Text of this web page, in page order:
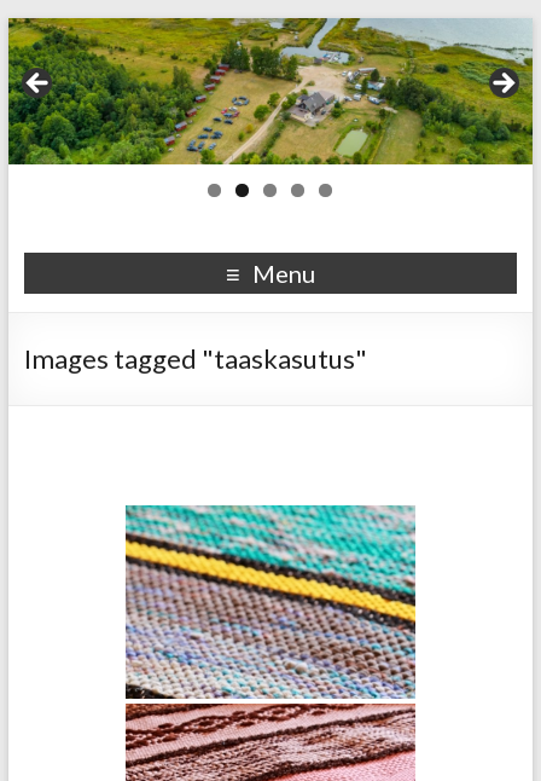
Menu
Images tagged "taaskasutus"